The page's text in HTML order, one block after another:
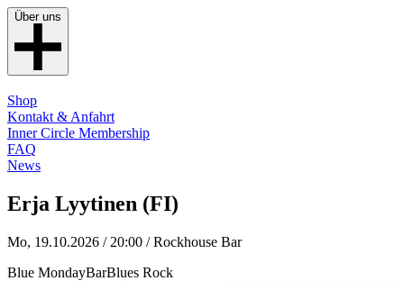
Über uns
Shop
Kontakt & Anfahrt
Inner Circle Membership
FAQ
News
Erja Lyytinen (FI)
Mo, 19.10.2026 / 20:00 / Rockhouse Bar
Blue MondayBarBlues Rock